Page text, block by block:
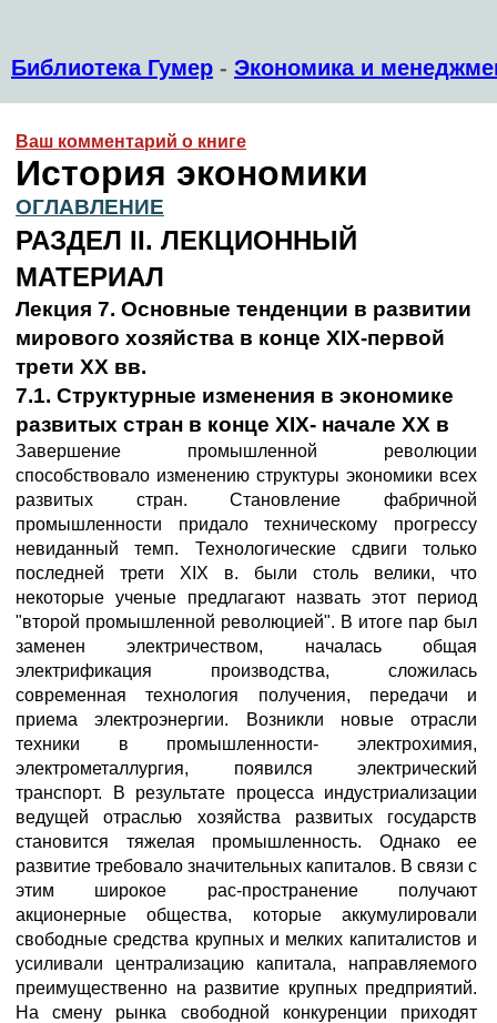
Библиотека Гумер - Экономика и
Ваш комментарий о книге
История экономики
ОГЛАВЛЕНИЕ
РАЗДЕЛ II. ЛЕКЦИОННЫЙ
МАТЕРИАЛ
Лекция 7. Основные тенденции в развитии
мирового хозяйства в конце XIX-первой
трети XX вв.
7.1. Структурные изменения в экономике
развитых стран в конце XIX- начале XX в
Завершение промышленной революции
способствовало изменению структуры экономики всех
развитых стран. Становление фабричной
промышленности придало техническому прогрессу
невиданный темп. Технологические сдвиги только
последней трети XIX в. были столь велики, что
некоторые ученые предлагают назвать этот период
"второй промышленной революцией". В итоге пар был
заменен электричеством, началась общая
электрификация производства, сложилась
современная технология получения, передачи и
приема электроэнергии. Возникли новые отрасли
техники в промышленности- электрохимия,
электрометаллургия, появился электрический
транспорт. В результате процесса индустриализации
ведущей отраслью хозяйства развитых государств
становится тяжелая промышленность. Однако ее
развитие требовало значительных капиталов. В связи с
этим широкое рас-пространение получают
акционерные общества, которые аккумулировали
свободные средства крупных и мелких капиталистов и
усиливали централизацию капитала, направляемого
преимущественно на развитие крупных предприятий.
На смену рынка свободной конкуренции приходят